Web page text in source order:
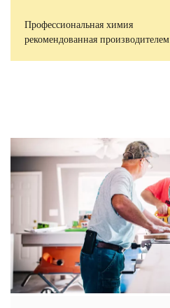
Профессиональная химия
рекомендованная производителем